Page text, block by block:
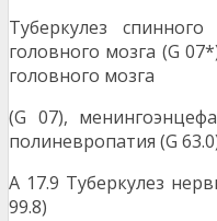
Туберкулез
головного мозга (G
головного мозга
(G 07),
полиневропатия (G
А 17.9 Туберкулез
99.8)